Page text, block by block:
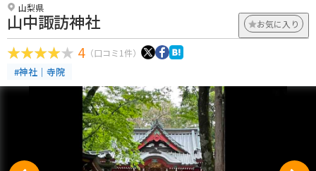
山梨県
山中諏訪神社 お気に入り
4 （口コミ1件）
#神社｜寺院